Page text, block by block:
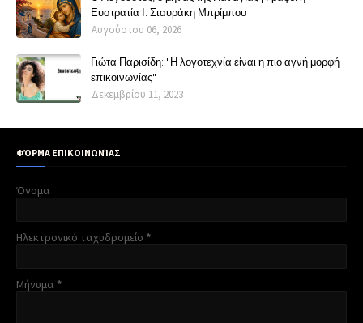
Ευστρατία Ι. Σταυράκη Μπρίμπου
Αυγούστου 06, 2026
Γιώτα Παρισίδη: "Η λογοτεχνία είναι η πιο αγνή μορφή
επικοινωνίας"
Δεκεμβρίου 11, 2023
ΦΌΡΜΑ ΕΠΙΚΟΙΝΩΝΊΑΣ
Όνομα
Ηλεκτρονικό ταχυδρομείο *
Μήνυμα *